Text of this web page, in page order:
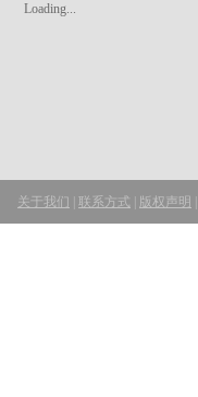
Loading...
关于我们 联系方式 版权声明